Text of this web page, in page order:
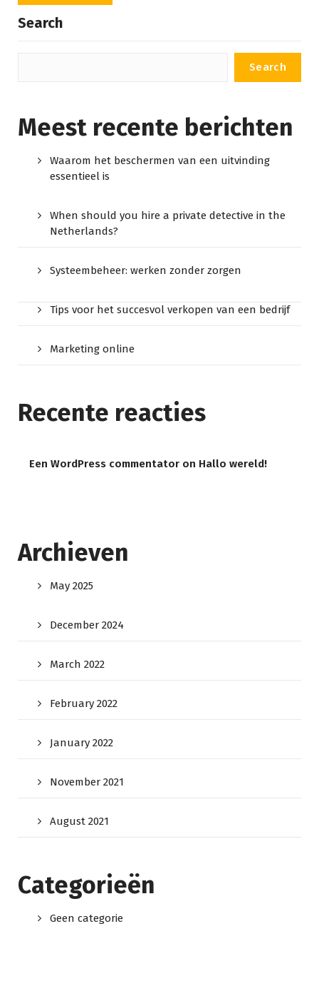
Search
Search
Meest recente berichten
Waarom het beschermen van een uitvinding
essentieel is
When should you hire a private detective in the
Netherlands?
Systeembeheer: werken zonder zorgen
Tips voor het succesvol verkopen van een bedrijf
Marketing online
Recente reacties
Een WordPress commentator on Hallo wereld!
Archieven
May 2025
December 2024
March 2022
February 2022
January 2022
November 2021
August 2021
Categorieën
Geen categorie